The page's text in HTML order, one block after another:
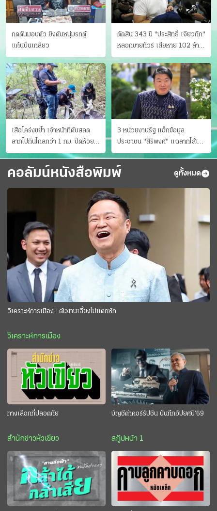
กดดันมอบตัว ยิงดับหนุ่มรถตู้
แค้นปีนเกลียว
ตัดสิน 343 ปี "ประสิทธิ์ เจียวก๊ก"
หลอกขายทัวร์ เสียหาย 102 ล้าน
มีเหยื่อ 173 คน
เสือโคร่งขย้ำ เจ้าหน้าที่ดับสลด
ลากไปกินไกลกว่า 1 กม. ปิดห้วย
ขาแข้งชั่วคราว
3 หน่วยงานรัฐ แฮ็กข้อมูล
ประชาชน "สิริพงศ์" แฉลากไส้เอง
"หนู" กอด "หนิม" สยบลือ
คอลัมน์หนังสือพิมพ์ ดูทั้งหมด
วิเคราะห์การเมือง : ต้นงานเลี้ยงไม่แตกหัก
วิเคราะห์การเมือง
ทางเลือกที่ปลอดภัย
สำนักข่าวหัวเขียว
บัญชีดำคอร์รัปชัน บันทึกอัปยศปี’69
สกู๊ปหน้า 1